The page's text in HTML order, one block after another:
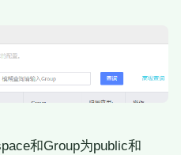
和Group为public和